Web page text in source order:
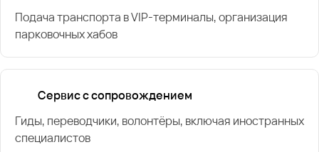
Подача транспорта в VIP-терминалы, организация
парковочных хабов
Сервис с сопровождением
Гиды, переводчики, волонтёры, включая иностранных
специалистов